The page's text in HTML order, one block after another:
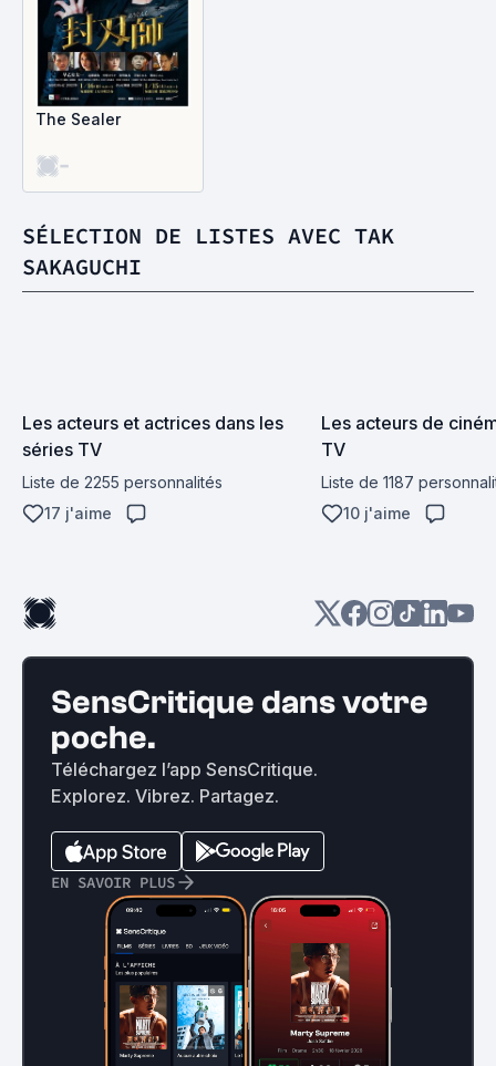
The Sealer
-
SÉLECTION DE LISTES AVEC TAK
SAKAGUCHI
Les acteurs et actrices dans les
séries TV
Liste de 2255 personnalités
17 j'aime
Les acteurs de
TV
Liste de 1187
10 j'aime
SensCritique dans votre
poche.
Téléchargez l’app SensCritique.
Explorez. Vibrez. Partagez.
EN SAVOIR PLUS